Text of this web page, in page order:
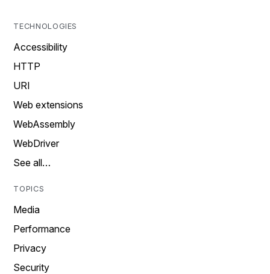
TECHNOLOGIES
Accessibility
HTTP
URI
Web extensions
WebAssembly
WebDriver
See all…
TOPICS
Media
Performance
Privacy
Security